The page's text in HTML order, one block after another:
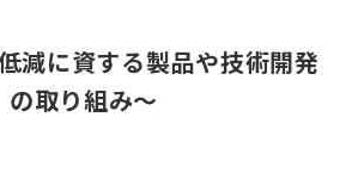
減に資する製品や技術開発
の取り組み～